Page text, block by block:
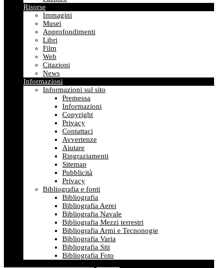
Risorse
Immagini
Musei
Approfondimenti
Libri
Film
Web
Citazioni
News
Informazioni
Informazioni sul sito
Premessa
Informazioni
Copyright
Privacy
Contattaci
Avvertenze
Aiutare
Ringraziamenti
Sitemap
Pubblicità
Privacy
Bibliografia e fonti
Bibliografia
Bibliografia Aerei
Bibliografia Navale
Bibliografia Mezzi terrestri
Bibliografia Armi e Tecnonogie
Bibliografia Varia
Bibliografia Siti
Bibliografia Foto